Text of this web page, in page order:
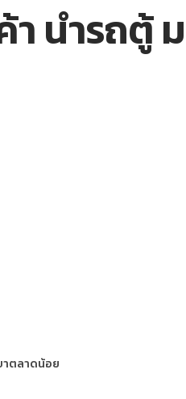
ำรถตู้ ม
ตลาดน้อย